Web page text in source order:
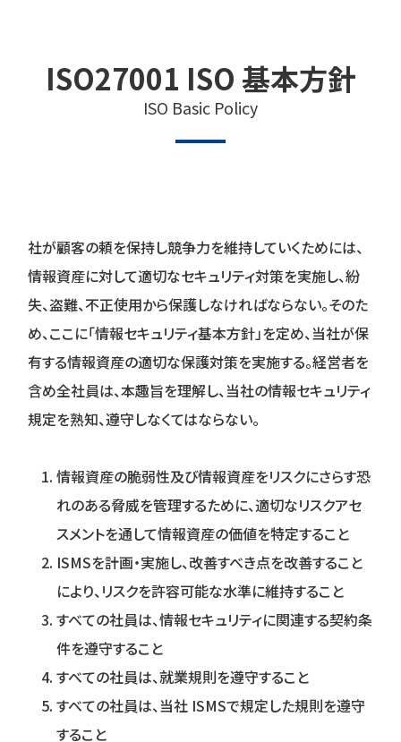
ISO27001 ISO 基本方針
ISO Basic Policy
社が顧客の頼を保持し競争力を維持していくためには、
情報資産に対して適切なセキュリティ対策を実施し、紛
失、盗難、不正使用から保護しなければならない。そのた
め、ここに「情報セキュリティ基本方針」を定め、当社が保
有する情報資産の適切な保護対策を実施する。経営者を
含め全社員は、本趣旨を理解し、当社の情報セキュリティ
規定を熟知、遵守しなくてはならない。
情報資産の脆弱性及び情報資産をリスクにさらす恐
れのある脅威を管理するために、適切なリスクアセ
スメントを通して情報資産の価値を特定すること
ISMSを計画・実施し、改善すべき点を改善すること
により、リスクを許容可能な水準に維持すること
すべての社員は、情報セキュリティに関連する契約条
件を遵守すること
すべての社員は、就業規則を遵守すること
すべての社員は、当社 ISMSで規定した規則を遵守
すること